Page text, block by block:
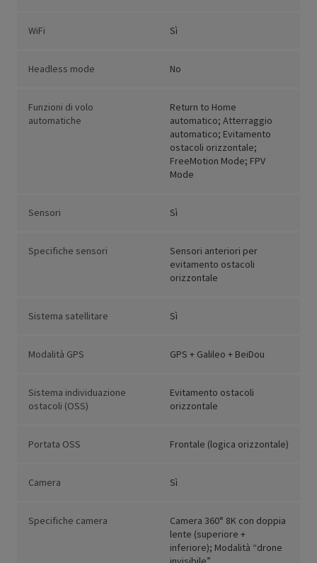
WiFi Sì
Headless mode No
Funzioni di volo
automatiche
Return to Home
automatico; Atterraggio
automatico; Evitamento
ostacoli orizzontale;
FreeMotion Mode; FPV
Mode
Sensori Sì
Specifiche sensori
Sensori anteriori per
evitamento ostacoli
orizzontale
Sistema satellitare Sì
Modalità GPS GPS + Galileo + BeiDou
Sistema individuazione
ostacoli (OSS)
Evitamento ostacoli
orizzontale
Portata OSS Frontale (logica orizzontale)
Camera Sì
Specifiche camera
Camera 360° 8K con doppia
lente (superiore +
inferiore); Modalità “drone